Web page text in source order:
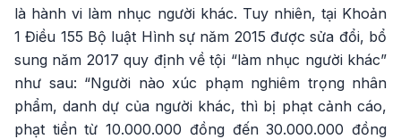
là hành vi làm nhục người khác. Tuy nhiên, tại Khoản
1 Điều 155 Bộ luật Hình sự năm 2015 được sửa đổi, bổ
sung năm 2017 quy định về tội “làm nhục người khác”
như sau: “Người nào xúc phạm nghiêm trọng nhân
phẩm, danh dự của người khác, thì bị phạt cảnh cáo,
phạt tiền từ 10.000.000 đồng đến 30.000.000 đồng